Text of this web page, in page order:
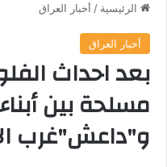
الرئيسية / أخبار العراق
أخبار العراق
بعد احداث
مسلحة بين
و"داعش"غرب